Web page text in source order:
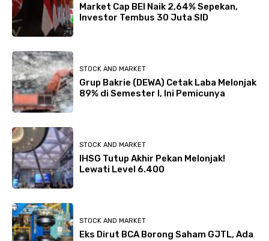
Market Cap BEI Naik 2,64% Sepekan,
Investor Tembus 30 Juta SID
STOCK AND MARKET
Grup Bakrie (DEWA) Cetak Laba Melonjak
89% di Semester I, Ini Pemicunya
STOCK AND MARKET
IHSG Tutup Akhir Pekan Melonjak!
Lewati Level 6.400
STOCK AND MARKET
Eks Dirut BCA Borong Saham GJTL, Ada